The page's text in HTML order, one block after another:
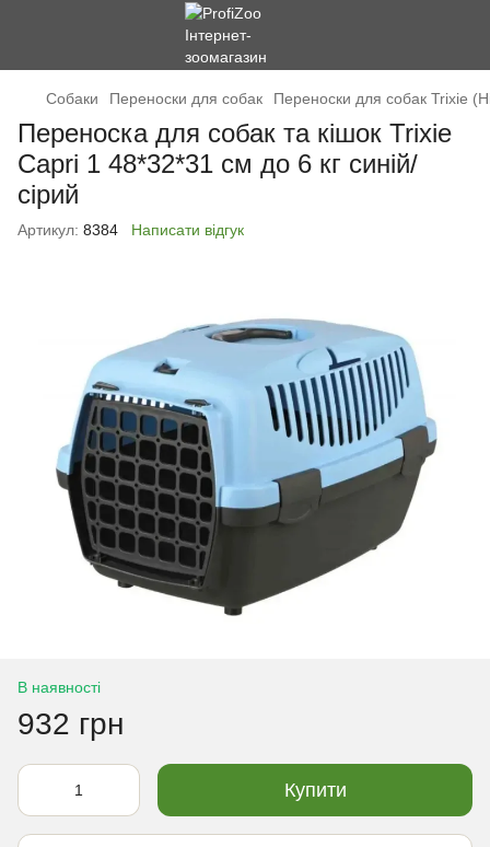
Cобаки Переноски для собак Переноски для собак Trixie
Переноска для собак та кішок Trixie
Capri 1 48*32*31 см до 6 кг синій/
сірий
Артикул: 8384 Написати відгук
В наявності
932 грн
Купити